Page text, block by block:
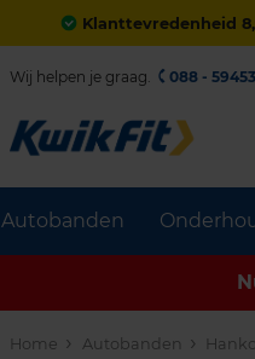
Klanttevredenheid
Autobanden
Wij helpen je graag. 088 -
Home Autobanden